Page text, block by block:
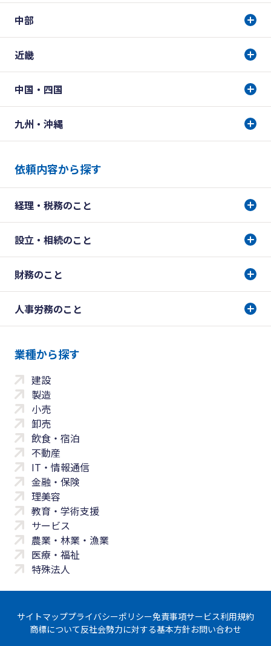
中部
近畿
中国・四国
九州・沖縄
依頼内容から探す
経理・税務のこと
設立・相続のこと
財務のこと
人事労務のこと
業種から探す
建設
製造
小売
卸売
飲食・宿泊
不動産
IT・情報通信
金融・保険
理美容
教育・学術支援
サービス
農業・林業・漁業
医療・福祉
特殊法人
サイトマッププライバシーポリシー免責事項サービス利用規約
商標について反社会勢力に対する基本方針お問い合わせ